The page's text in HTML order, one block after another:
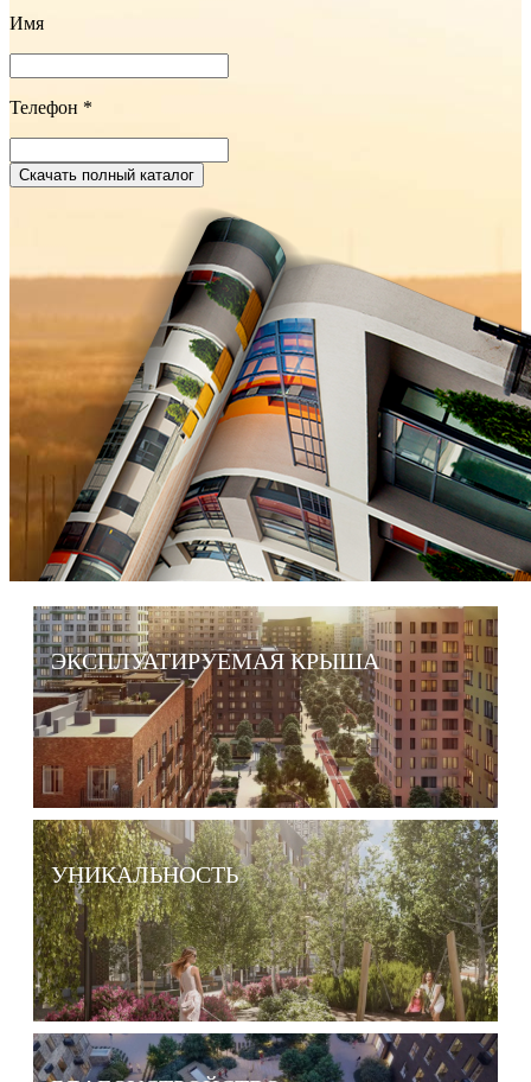
Имя
Телефон *
ЭКСПЛУАТИРУЕМАЯ КРЫША
УНИКАЛЬНОСТЬ